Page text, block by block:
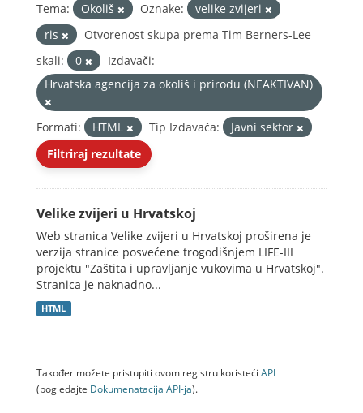
Tema: Okoliš Oznake:
velike zvijeri
ris
Otvorenost skupa prema Tim Berners-Lee
skali:
0
Izdavači:
Hrvatska agencija za okoliš i prirodu (NEAKTIVAN)
Formati: HTML Tip Izdavača:
Javni sektor
Filtriraj rezultate
Velike zvijeri u Hrvatskoj
Web stranica Velike zvijeri u Hrvatskoj proširena je
verzija stranice posvećene trogodišnjem LIFE-III
projektu "Zaštita i upravljanje vukovima u Hrvatskoj".
Stranica je naknadno...
HTML
Također možete pristupiti ovom registru koristeći API
(pogledajte Dokumenаtаcijа API-jа).